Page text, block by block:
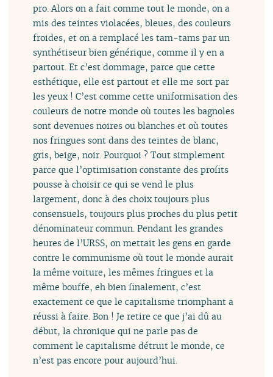
pro. Alors on a fait comme tout le monde, on a
mis des teintes violacées, bleues, des couleurs
froides, et on a remplacé les tam-tams par un
synthétiseur bien générique, comme il y en a
partout. Et c’est dommage, parce que cette
esthétique, elle est partout et elle me sort par
les yeux ! C’est comme cette uniformisation des
couleurs de notre monde où toutes les bagnoles
sont devenues noires ou blanches et où toutes
nos fringues sont dans des teintes de blanc,
gris, beige, noir. Pourquoi ? Tout simplement
parce que l’optimisation constante des profits
pousse à choisir ce qui se vend le plus
largement, donc à des choix toujours plus
consensuels, toujours plus proches du plus petit
dénominateur commun. Pendant les grandes
heures de l’URSS, on mettait les gens en garde
contre le communisme où tout le monde aurait
la même voiture, les mêmes fringues et la
même bouffe, eh bien finalement, c’est
exactement ce que le capitalisme triomphant a
réussi à faire. Bon ! Je retire ce que j’ai dû au
début, la chronique qui ne parle pas de
comment le capitalisme détruit le monde, ce
n’est pas encore pour aujourd’hui.